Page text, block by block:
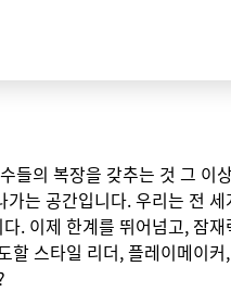
들의 복장을 갖추는 것 그 이
는 공간입니다. 우리는 전
. 이제 한계를 뛰어넘고, 잠
할 스타일 리더, 플레이메이